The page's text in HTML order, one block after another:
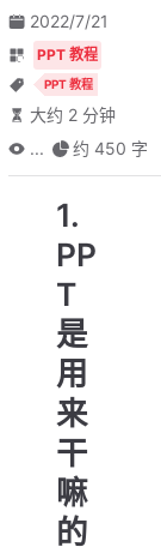
2022/7/21
PPT 教程
PPT 教程
大约 2 分钟
...
约 450 字
1.
PP
T
是
用
来
干
嘛
的